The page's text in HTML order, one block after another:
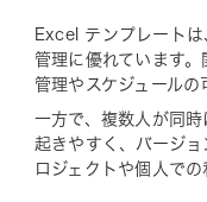
Excel テンプレート
管理に優れています
管理やスケジュールの
一方で、複数人が同
起きやすく、バージ
ロジェクトや個人での